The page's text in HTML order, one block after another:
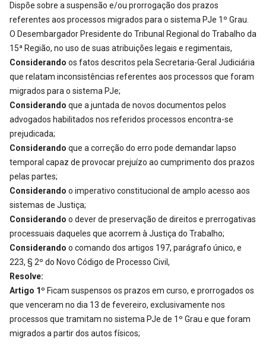
Dispõe sobre a suspensão e/ou prorrogação dos prazos
referentes aos processos migrados para o sistema PJe 1º Grau.
O Desembargador Presidente do Tribunal Regional do Trabalho da
15ª Região, no uso de suas atribuições legais e regimentais,
Considerando os fatos descritos pela Secretaria-Geral Judiciária
que relatam inconsistências referentes aos processos que foram
migrados para o sistema PJe;
Considerando que a juntada de novos documentos pelos
advogados habilitados nos referidos processos encontra-se
prejudicada;
Considerando que a correção do erro pode demandar lapso
temporal capaz de provocar prejuízo ao cumprimento dos prazos
pelas partes;
Considerando o imperativo constitucional de amplo acesso aos
sistemas de Justiça;
Considerando o dever de preservação de direitos e prerrogativas
processuais daqueles que acorrem à Justiça do Trabalho;
Considerando o comando dos artigos 197, parágrafo único, e
223, § 2º do Novo Código de Processo Civil,
Resolve:
Artigo 1º Ficam suspensos os prazos em curso, e prorrogados os
que venceram no dia 13 de fevereiro, exclusivamente nos
processos que tramitam no sistema PJe de 1º Grau e que foram
migrados a partir dos autos físicos;